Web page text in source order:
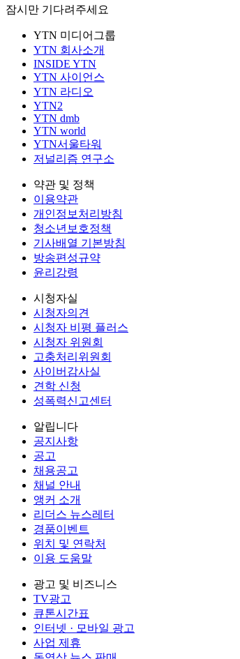
잠시만 기다려주세요
YTN 미디어그룹
YTN 회사소개
INSIDE YTN
YTN 사이언스
YTN 라디오
YTN2
YTN dmb
YTN world
YTN서울타워
저널리즘 연구소
약관 및 정책
이용약관
개인정보처리방침
청소년보호정책
기사배열 기본방침
방송편성규약
윤리강령
시청자실
시청자의견
시청자 비평 플러스
시청자 위원회
고충처리위원회
사이버감사실
견학 신청
성폭력신고센터
알립니다
공지사항
공고
채용공고
채널 안내
앵커 소개
리더스 뉴스레터
경품이벤트
위치 및 연락처
이용 도움말
광고 및 비즈니스
TV광고
큐톤시간표
인터넷 · 모바일 광고
사업 제휴